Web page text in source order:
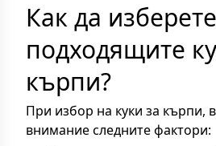
Как да изберете
подходящите
кърпи?
При избор на куки за кърпи,
внимание следните фактори: